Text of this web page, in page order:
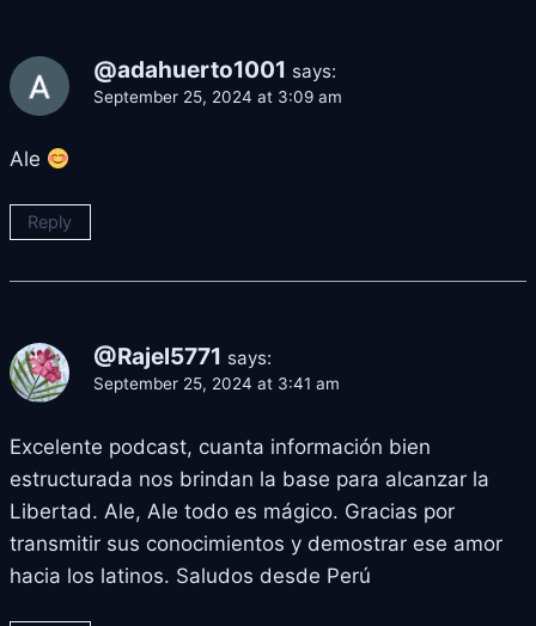
@adahuerto1001 says:
September 25, 2024 at 3:09 am
Ale
Reply
@Rajel5771 says:
September 25, 2024 at 3:41 am
Excelente podcast, cuanta información bien
estructurada nos brindan la base para alcanzar la
Libertad. Ale, Ale todo es mágico. Gracias por
transmitir sus conocimientos y demostrar ese amor
hacia los latinos. Saludos desde Perú